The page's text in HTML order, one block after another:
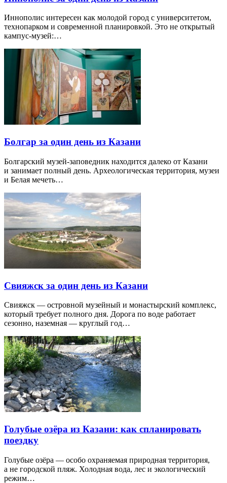
Иннополис интересен как молодой город с университетом,
технопарком и современной планировкой. Это не открытый
кампус-музей:…
Болгар за один день из Казани
Болгарский музей-заповедник находится далеко от Казани
и занимает полный день. Археологическая территория, музеи
и Белая мечеть…
Свияжск за один день из Казани
Свияжск — островной музейный и монастырский комплекс,
который требует полного дня. Дорога по воде работает
сезонно, наземная — круглый год…
Голубые озёра из Казани: как спланировать
поездку
Голубые озёра — особо охраняемая природная территория,
а не городской пляж. Холодная вода, лес и экологический
режим…